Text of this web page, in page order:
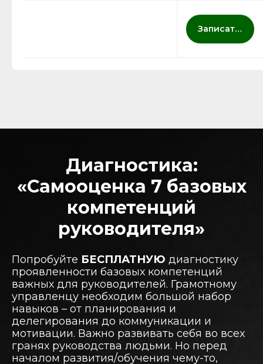
Записаться
Диагностика:
«Самооценка 7 базовых
компетенций
руководителя»
Попробуйте БЕСПЛАТНУЮ диагностику
проявленности базовых компетенций
важных для руководителей. Грамотному
управленцу необходим большой набор
навыков – от планирования и
делегирования до коммуникации и
мотивации. Важно развивать себя во всех
гранях руководства людьми. Но перед
началом развития/обучения чему-то,